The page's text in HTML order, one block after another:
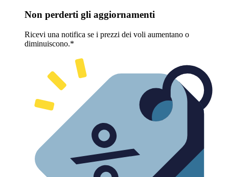
Non perderti gli aggiornamenti
Ricevi una notifica se i prezzi dei voli aumentano o
diminuiscono.*